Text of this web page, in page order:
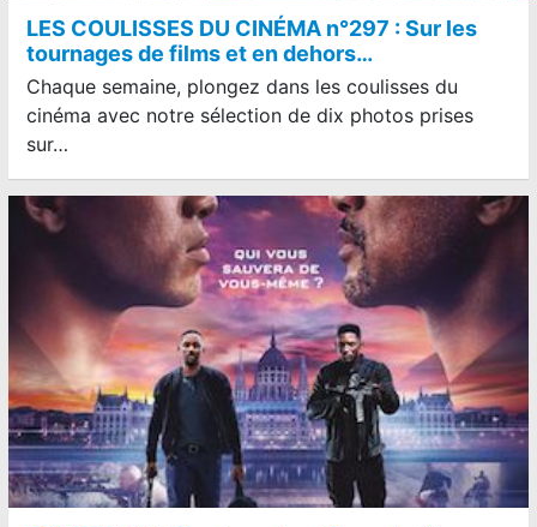
LES COULISSES DU CINÉMA n°297 : Sur les
tournages de films et en dehors…
Chaque semaine, plongez dans les coulisses du
cinéma avec notre sélection de dix photos prises
sur…